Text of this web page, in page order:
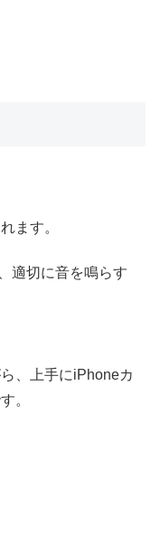
ます。
適切に音を鳴らす
、上手にiPhoneカ
。